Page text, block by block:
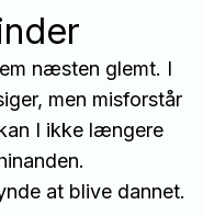
næsten glemt. I
men misforstår
I ikke længere
at blive dannet.